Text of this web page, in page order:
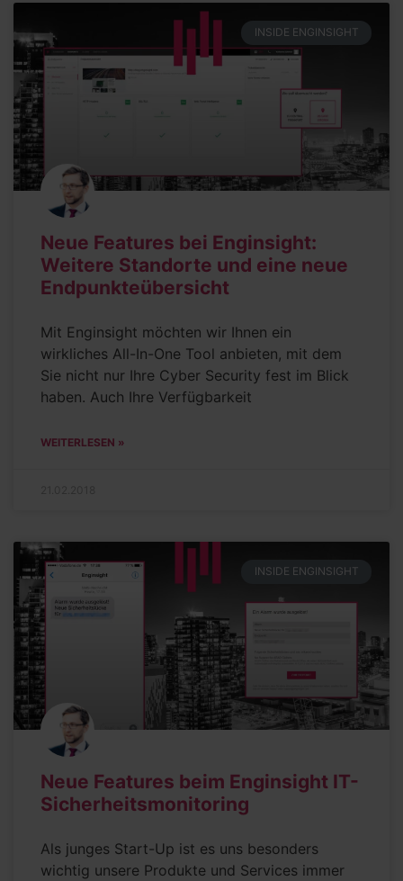
INSIDE ENGINSIGHT
Neue Features bei Enginsight:
Weitere Standorte und eine neue
Endpunkteübersicht
Mit Enginsight möchten wir Ihnen ein
wirkliches All-In-One Tool anbieten, mit dem
Sie nicht nur Ihre Cyber Security fest im Blick
haben. Auch Ihre Verfügbarkeit
WEITERLESEN »
INSIDE ENGINSIGHT
Neue Features beim Enginsight IT-
Sicherheitsmonitoring
Als junges Start-Up ist es uns besonders
wichtig unsere Produkte und Services immer